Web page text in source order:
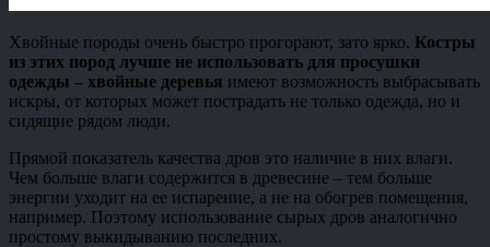
Хвойные породы очень быстро прогорают, зато ярко. Костры
из этих пород лучше не использовать для просушки
одежды – хвойные деревья имеют возможность выбрасывать
искры, от которых может пострадать не только одежда, но и
сидящие рядом люди.
Прямой показатель качества дров это наличие в них влаги.
Чем больше влаги содержится в древесине – тем больше
энергии уходит на ее испарение, а не на обогрев помещения,
например. Поэтому использование сырых дров аналогично
простому выкидыванию последних.